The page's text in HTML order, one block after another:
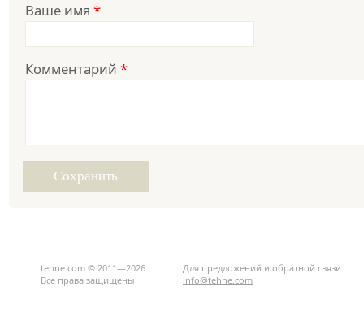
Ваше имя *
Комментарий *
tehne.com © 2011—2026
Все права защищены.
Для предложений и обратной связи:
info@tehne.com